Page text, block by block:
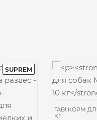
ГАВ! КОРМ
КГ